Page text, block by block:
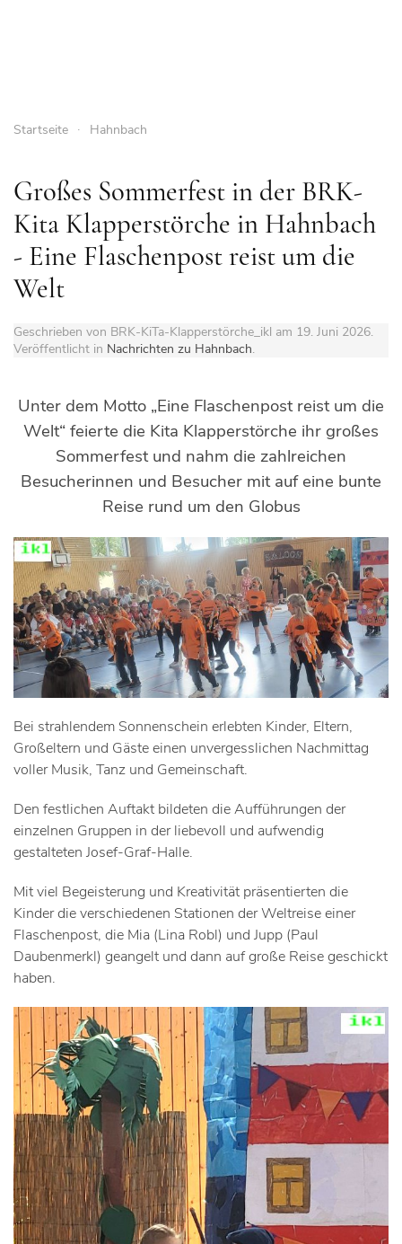
Startseite Hahnbach
Großes Sommerfest in der BRK-
Kita Klapperstörche in Hahnbach
- Eine Flaschenpost reist um die
Welt
Geschrieben von BRK-KiTa-Klapperstörche_ikl am 19. Juni 2026.
Veröffentlicht in Nachrichten zu Hahnbach.
Unter dem Motto „Eine Flaschenpost reist um die
Welt“ feierte die Kita Klapperstörche ihr großes
Sommerfest und nahm die zahlreichen
Besucherinnen und Besucher mit auf eine bunte
Reise rund um den Globus
Bei strahlendem Sonnenschein erlebten Kinder, Eltern,
Großeltern und Gäste einen unvergesslichen Nachmittag
voller Musik, Tanz und Gemeinschaft.
Den festlichen Auftakt bildeten die Aufführungen der
einzelnen Gruppen in der liebevoll und aufwendig
gestalteten Josef-Graf-Halle.
Mit viel Begeisterung und Kreativität präsentierten die
Kinder die verschiedenen Stationen der Weltreise einer
Flaschenpost, die Mia (Lina Robl) und Jupp (Paul
Daubenmerkl) geangelt und dann auf große Reise geschickt
haben.